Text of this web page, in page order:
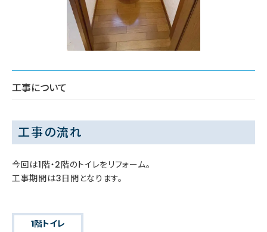
工事について
工事の流れ
今回は1階・2階のトイレをリフォーム。
工事期間は3日間となります。
1階トイレ